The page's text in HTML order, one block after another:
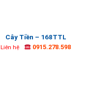
Cây Tiền – 168TTL
Liên hệ 0915.278.598